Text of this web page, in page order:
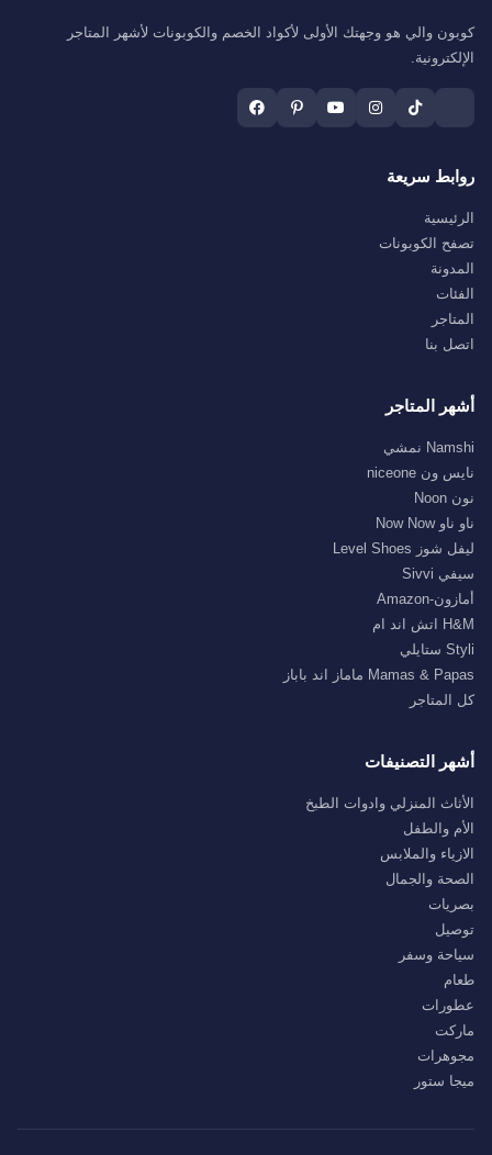
كوبون والي هو وجهتك الأولى لأكواد الخصم والكوبونات لأشهر المتاجر
الإلكترونية.
روابط سريعة
الرئيسية
تصفح الكوبونات
المدونة
الفئات
المتاجر
اتصل بنا
أشهر المتاجر
Namshi نمشي
نايس ون niceone
نون Noon
ناو ناو Now Now
ليفل شوز Level Shoes
سيفي Sivvi
أمازون-Amazon
H&M اتش اند ام
Styli ستايلي
Mamas & Papas ماماز اند باباز
كل المتاجر
أشهر التصنيفات
الأثاث المنزلي وادوات الطبخ
الأم والطفل
الازياء والملابس
الصحة والجمال
بصريات
توصيل
سياحة وسفر
طعام
عطورات
ماركت
مجوهرات
ميجا ستور